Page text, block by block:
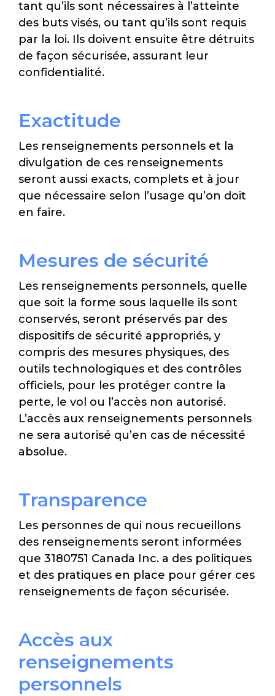
tant qu’ils sont nécessaires à l’atteinte
des buts visés, ou tant qu’ils sont requis
par la loi. Ils doivent ensuite être détruits
de façon sécurisée, assurant leur
confidentialité.
Exactitude
Les renseignements personnels et la
divulgation de ces renseignements
seront aussi exacts, complets et à jour
que nécessaire selon l’usage qu’on doit
en faire.
Mesures de sécurité
Les renseignements personnels, quelle
que soit la forme sous laquelle ils sont
conservés, seront préservés par des
dispositifs de sécurité appropriés, y
compris des mesures physiques, des
outils technologiques et des contrôles
officiels, pour les protéger contre la
perte, le vol ou l’accès non autorisé.
L’accès aux renseignements personnels
ne sera autorisé qu’en cas de nécessité
absolue.
Transparence
Les personnes de qui nous recueillons
des renseignements seront informées
que 3180751 Canada Inc. a des politiques
et des pratiques en place pour gérer ces
renseignements de façon sécurisée.
Accès aux
renseignements
personnels